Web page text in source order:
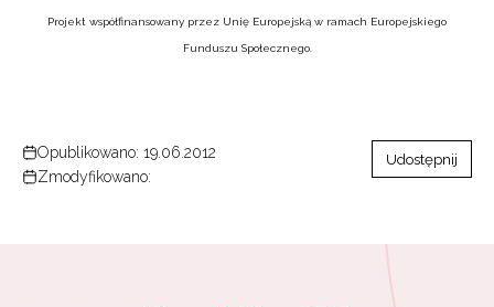
Projekt współfinansowany przez Unię Europejską w ramach Europejskiego
Funduszu Społecznego.
Opublikowano: 19.06.2012
Zmodyfikowano:
Udostępnij